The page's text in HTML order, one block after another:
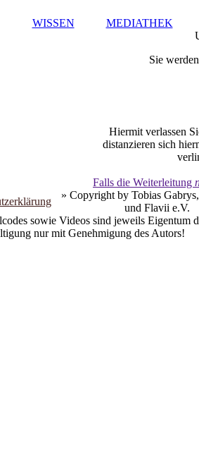
WISSEN
MEDIATHEK
Sie
Hiermit verlassen
distanzieren sich
Falls die Weiterleitung
» Copyright by Tobias
und Flavii e.V.
sowie Videos sind jeweils Eigentum
nur mit Genehmigung des Autors!